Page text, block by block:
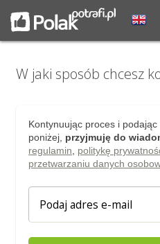
W jaki sposób chcesz
Kontynuując proces i
poniżej, przyjmuję do
regulamin
politykę
przetwarzaniu danych